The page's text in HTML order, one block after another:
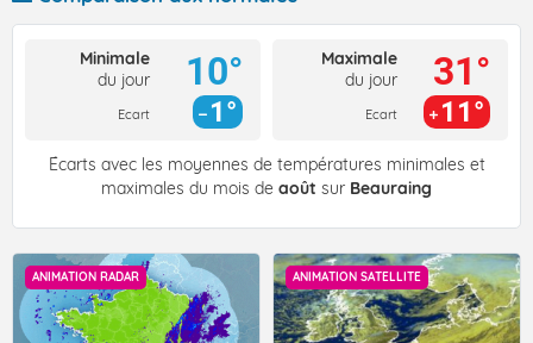
Minimale
du jour
Ecart
10°
1°
Maximale
du jour
Ecart
31°
11°
Écarts avec les moyennes de températures minimales et
maximales du mois de août sur Beauraing
ANIMATION RADAR ANIMATION SATELLITE